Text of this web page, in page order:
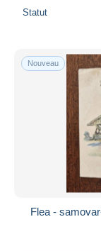
Statut
Nouveau
Flea -